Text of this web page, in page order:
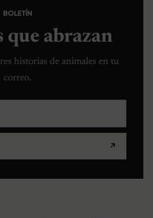
BOLETÍN
abrazan
historias de animales en tu
correo.
↗